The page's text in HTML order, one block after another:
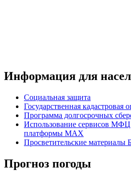
Информация для
Социальная защита
Государственная кадастровая
Программа долгосрочных
Использование сервисов
платформы MAX
Просветительские материалы
Прогноз погоды